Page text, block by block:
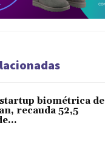
biométrica de
recauda 52,5